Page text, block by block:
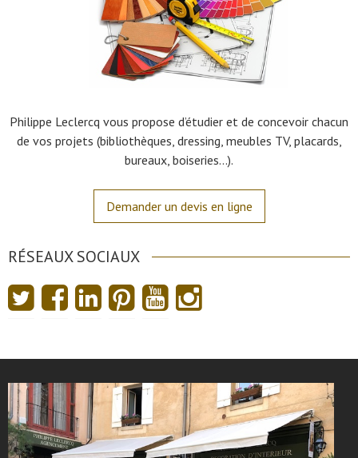
Philippe Leclercq vous propose d’étudier et de concevoir chacun
de vos projets (bibliothèques, dressing, meubles TV, placards,
bureaux, boiseries…).
Demander un devis en ligne
RÉSEAUX SOCIAUX